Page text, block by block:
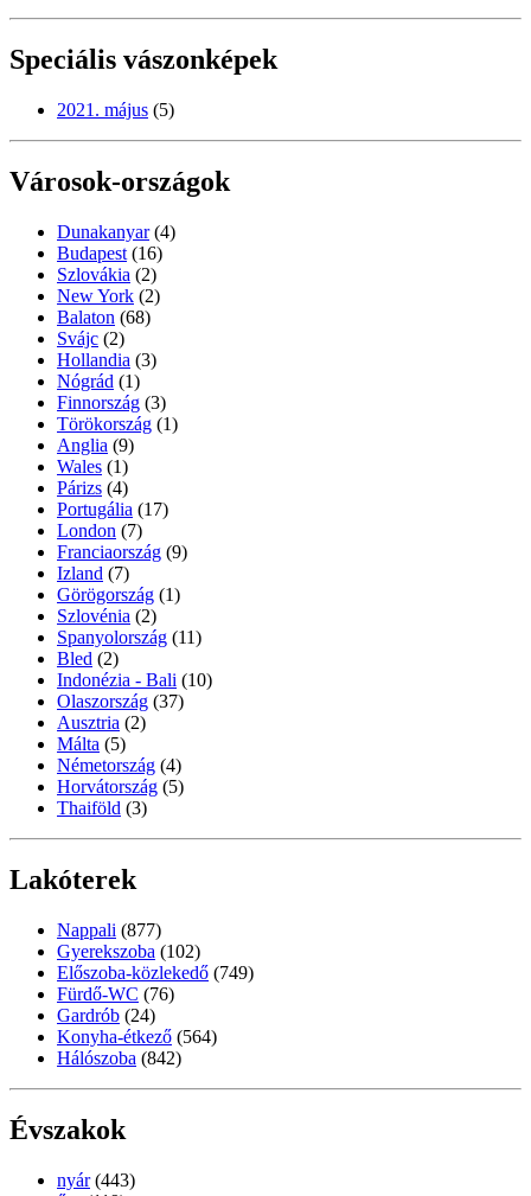
Speciális vászonképek
2021. május (5)
Városok-országok
Dunakanyar (4)
Budapest (16)
Szlovákia (2)
New York (2)
Balaton (68)
Svájc (2)
Hollandia (3)
Nógrád (1)
Finnország (3)
Törökország (1)
Anglia (9)
Wales (1)
Párizs (4)
Portugália (17)
London (7)
Franciaország (9)
Izland (7)
Görögország (1)
Szlovénia (2)
Spanyolország (11)
Bled (2)
Indonézia - Bali (10)
Olaszország (37)
Ausztria (2)
Málta (5)
Németország (4)
Horvátország (5)
Thaiföld (3)
Lakóterek
Nappali (877)
Gyerekszoba (102)
Előszoba-közlekedő (749)
Fürdő-WC (76)
Gardrób (24)
Konyha-étkező (564)
Hálószoba (842)
Évszakok
nyár (443)